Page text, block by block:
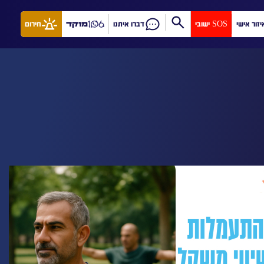
אישי SOS ישובי דברו איתנו מוקד חירום